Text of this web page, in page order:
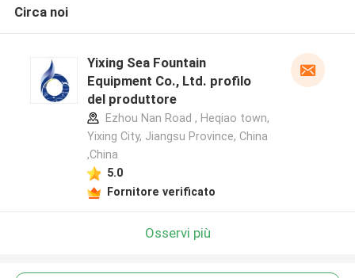
Circa noi
Yixing Sea Fountain
Equipment Co., Ltd. profilo
del produttore
Ezhou Nan Road , Heqiao town,
Yixing City, Jiangsu Province, China
,China
5.0
Fornitore verificato
Osservi più